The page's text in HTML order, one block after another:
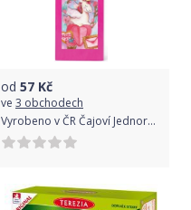
od 57 Kč
ve 3 obchodech
Vyrobeno v ČR Čajoví Jednorožci - Miluji Tě, 70g - malina s vanilkou